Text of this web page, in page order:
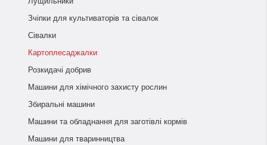
Зчіпки для культиваторів та сівалок
Сівалки
Картоплесаджалки
Розкидачі добрив
Машини для хімічного захисту рослин
Збиральні машини
Машини та обладнання для заготівлі кормів
Машини для тваринництва